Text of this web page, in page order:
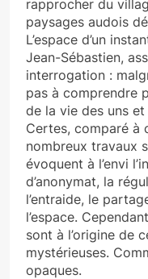
rapprocher du
paysages audois
L’espace d’un
Jean-Sébastien,
interrogation :
pas à comprendre
de la vie des uns
Certes, comparé à
nombreux travaux
évoquent à l’envi
d’anonymat, la
l’entraide, le
l’espace.
sont à l’origine de
mystérieuses.
opaques.